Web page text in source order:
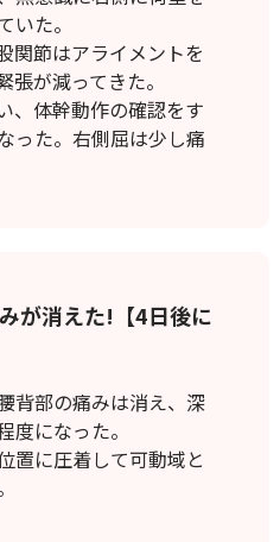
いた。
関節はアライメントを
が減ってきた。
、体幹動作の確認をす
った。右側屈は少し痛
が消えた!【4日後に
背部の痛みは消え、深
度になった。
置に圧着して可動域と